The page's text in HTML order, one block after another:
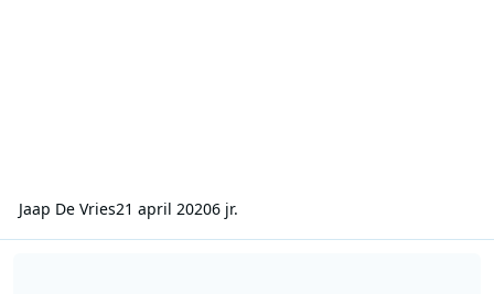
Jaap De Vries21 april 20206 jr.